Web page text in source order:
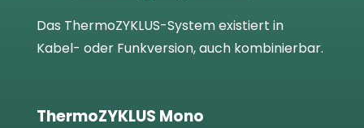
Das ThermoZYKLUS-Sys­tem exis­tiert in
Kabel- oder Funk­ver­sion, auch kom­bi­nier­bar.
ThermoZYKLUS Mono